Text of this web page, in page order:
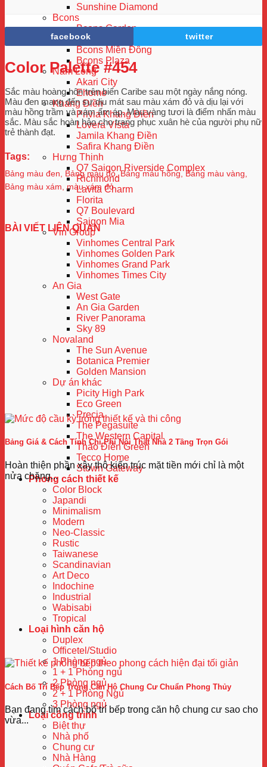
Sunshine Diamond
Bcons
Bcons Garden
Bcons Green View
Bcons Miền Đông
Bcons Plaza
Nam Long
Akari City
Ehome
Khang Điền
Privia Khang Điền
Lovera Vista
Jamila Khang Điền
Safira Khang Điền
Hưng Thịnh
Q7 Saigon Riverside Complex
Richmond
Lavita Charm
Florita
Q7 Boulevard
Saigon Mia
Vin Group
Vinhomes Central Park
Vinhomes Golden Park
Vinhomes Grand Park
Vinhomes Times City
An Gia
West Gate
An Gia Garden
River Panorama
Sky 89
Novaland
The Sun Avenue
Botanica Premier
Golden Mansion
Dự án khác
Picity High Park
Eco Green
Precia
The Pegasuite
The Western Capital
Thảo Điền Green
Tecco Home
Stown Gateway
Phong cách thiết kế
Color Block
Japandi
Minimalism
Modern
Neo-Classic
Rustic
Taiwanese
Scandinavian
Art Deco
Indochine
Industrial
Wabisabi
Tropical
Loại hình căn hộ
Duplex
Officetel/Studio
1 Phòng ngủ
1 + 1 Phòng ngủ
2 Phòng ngủ
2 + 1 Phòng Ngủ
3 Phòng ngủ
Loại công trình
Biệt thự
Nhà phố
Chung cư
Nhà Hàng
facebook twitter
Color Palette #454
Sắc màu hoàng hôn trên biển Caribe sau một ngày nắng nóng.
Màu đen mang đến sự dịu mát sau màu xám đỏ và dịu lại với
màu hồng trầm và xám ấm áp. Màu vàng tươi là điểm nhấn màu
sắc. Màu sắc hoàn hảo cho trang phục xuân hè của người phụ nữ
trẻ thành đạt.
Tags:
Bảng màu đen, Bảng màu đỏ,Bảng màu hồng,Bảng màu vàng,
Bảng màu xám, màu xám đỏ
BÀI VIẾT LIÊN QUAN
Bảng Giá & Cách Tính Chi Phí Nội Thất Nhà 2 Tầng Trọn Gói
Hoàn thiện phần xây thô kiến trúc mặt tiền mới chỉ là một
nửa chặng...
Cách Bố Trí Bếp Trong Căn Hộ Chung Cư Chuẩn Phong Thủy
Bạn đang tìm cách bố trí bếp trong căn hộ chung cư sao cho
vừa...